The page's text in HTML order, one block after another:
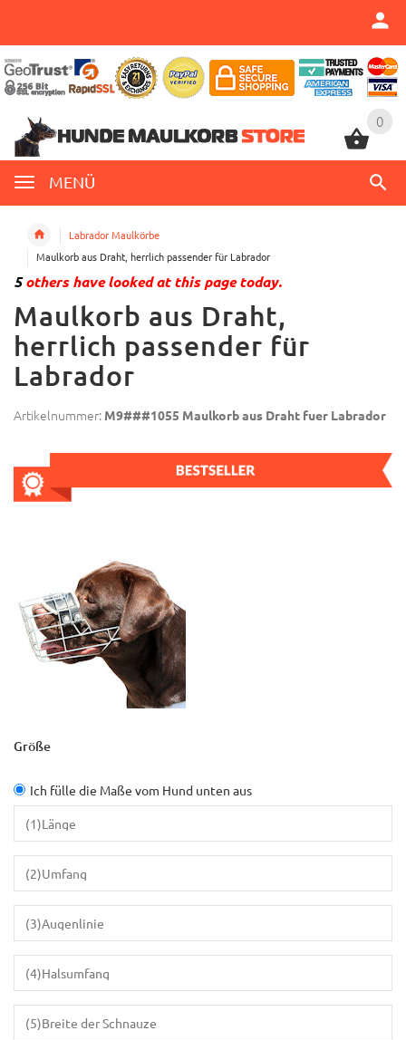
0
MENÜ
0
Labrador Maulkörbe
Maulkorb aus Draht, herrlich passender für Labrador
5others have looked at this page today.
Maulkorb aus Draht,
herrlich passender für
Labrador
Artikelnummer: M9###1055 Maulkorb aus Draht fuer Labrador
Größe
Ich fülle die Maße vom Hund unten aus